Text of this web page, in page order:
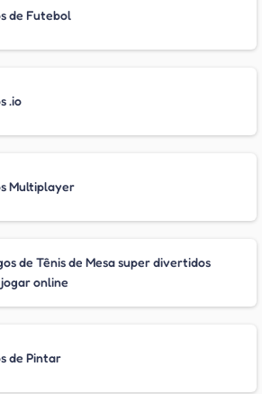
de Futebol
.io
Multiplayer
de Tênis de Mesa super divertidos
online
de Pintar